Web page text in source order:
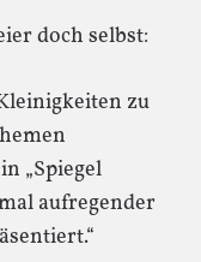
doch selbst:
zu
„Spiegel
aufregender